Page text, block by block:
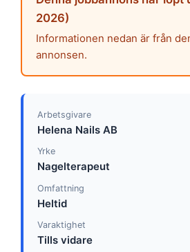
2026)
Informationen nedan är från
annonsen.
Arbetsgivare
Helena Nails AB
Yrke
Nagelterapeut
Omfattning
Heltid
Varaktighet
Tills vidare